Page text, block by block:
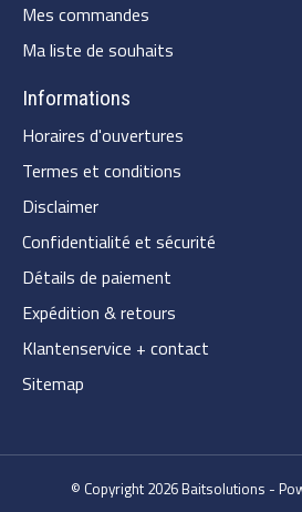
Mes commandes
Ma liste de souhaits
Informations
Horaires d'ouvertures
Termes et conditions
Disclaimer
Confidentialité et sécurité
Détails de paiement
Expédition & retours
Klantenservice + contact
Sitemap
© Copyright 2026 Baitsolutions -